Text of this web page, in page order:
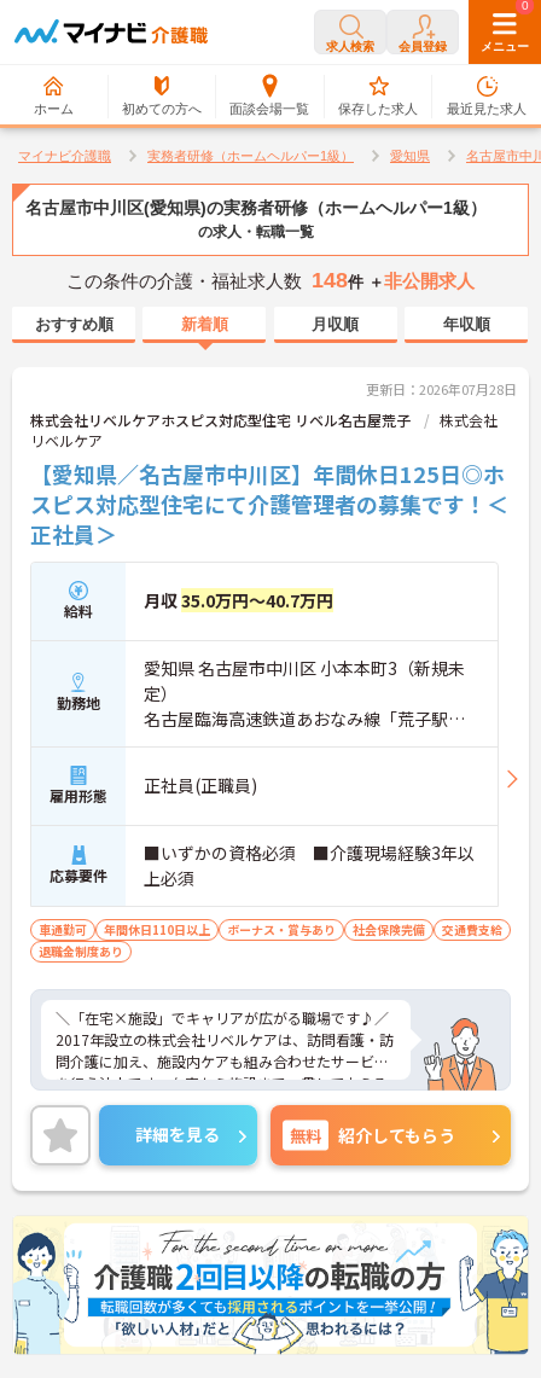
求人検索 会員登録 メニュー
ホーム 初めての方へ 面談会場一覧
0
保存した求人
0
最近見た求人
マイナビ介護職 実務者研修（ホームヘルパー1級） 愛知県 名古屋市中
名古屋市中川区(愛知県)の実務者研修（ホームヘルパー1級）
の求人・転職一覧
この条件の介護・福祉求人数 148件 ＋非公開求人
おすすめ順 新着順 月収順 年収順
更新日：2026年07月28日
株式会社リベルケアホスピス対応型住宅 リベル名古屋荒子
株式会社
リベルケア
【愛知県／名古屋市中川区】年間休日125日◎ホ
スピス対応型住宅にて介護管理者の募集です！＜
正社員＞
給料 月収35.0万円～40.7万円
勤務地
愛知県 名古屋市中川区 小本本町3（新規未
定）
名古屋臨海高速鉄道あおなみ線「荒子駅」
徒歩11分
雇用形態 正社員(正職員)
応募要件
■いずかの資格必須 ■介護現場経験3年以
上必須
車通勤可 年間休日110日以上 ボーナス・賞与あり 社会保険完備
交通費支給
退職金制度あり
＼「在宅×施設」でキャリアが広がる職場です♪／
2017年設立の株式会社リベルケアは、訪問看護・訪
問介護に加え、施設内ケアも組み合わせたサービス
を行う法人です。在宅から施設まで一貫して支える
体制があり、利用者の状態変化にも柔軟に対応でき
る点が魅力。医療依存度の高い方や終末期ケアに関
わる機会も多く、専門性を高めたい方にぴったりの
環境です。外部医療機関との連携もしっかりしてお
り、「生活の場でその人らしく過ごす」を大切にし
た支援ができるのもポイント。現場だけでなく、今
後のキャリアにもつながる経験が積めます。
■ しっかり休める安心の環境
働きやすさを大切にした勤務体制です。
詳細を見る 無料 紹介してもらう